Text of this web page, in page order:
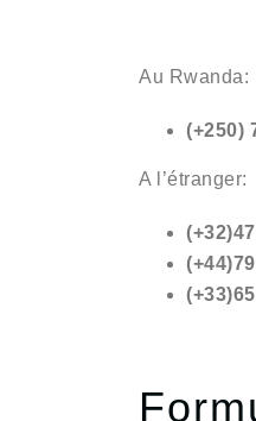
Au Rwanda:
(+250)
A l’étranger: